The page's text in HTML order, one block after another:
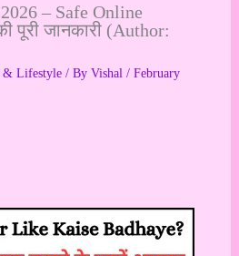
– Safe Online
पूरी जानकारी (Author:
& Lifestyle/ By Vishal / February